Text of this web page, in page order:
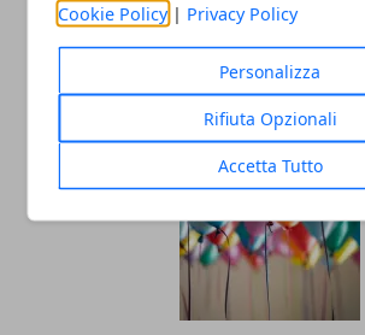
Cookie Policy | Privacy Policy
Personalizza
Rifiuta Opzionali
Accetta Tutto
Dubai: i falsi miti da sfatare
trasferirsi
20/11/2025